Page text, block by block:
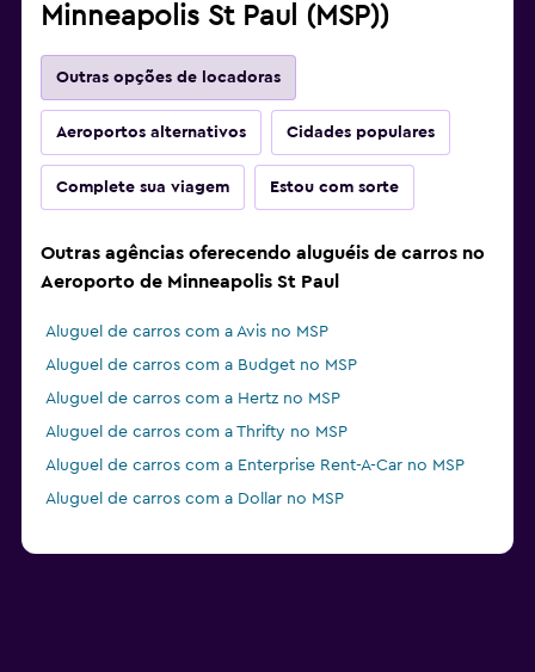
Minneapolis St Paul (MSP))
Outras opções de locadoras
Aeroportos alternativos Cidades populares
Complete sua viagem Estou com sorte
Outras agências oferecendo aluguéis de carros no
Aeroporto de Minneapolis St Paul
Aluguel de carros com a Avis no MSP
Aluguel de carros com a Budget no MSP
Aluguel de carros com a Hertz no MSP
Aluguel de carros com a Thrifty no MSP
Aluguel de carros com a Enterprise Rent-A-Car no MSP
Aluguel de carros com a Dollar no MSP